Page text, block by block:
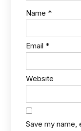
Name *
Email *
Website
Save my name,